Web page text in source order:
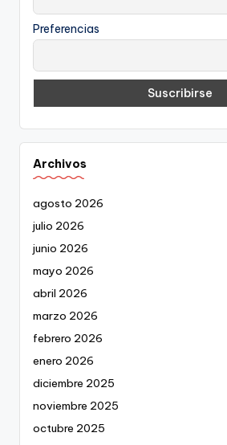
Preferencias
Archivos
agosto 2026
julio 2026
junio 2026
mayo 2026
abril 2026
marzo 2026
febrero 2026
enero 2026
diciembre 2025
noviembre 2025
octubre 2025